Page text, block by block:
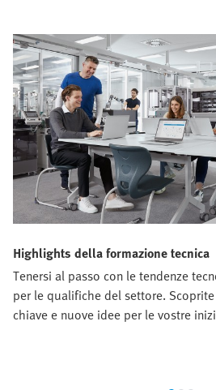
Highlights della formazione tecnica
Tenersi al passo con le tendenze
per le qualifiche del settore.
chiave e nuove idee per le vostre